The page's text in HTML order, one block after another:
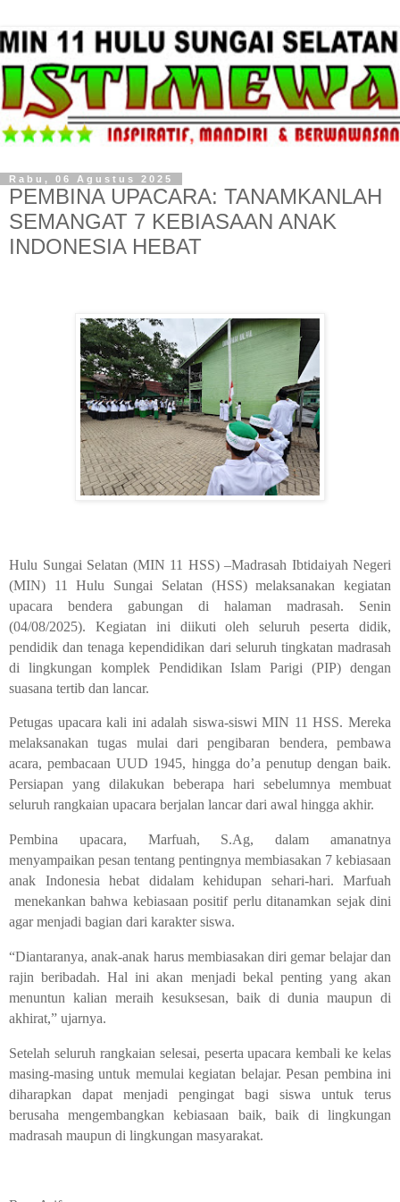
Rabu, 06 Agustus 2025
PEMBINA UPACARA: TANAMKANLAH
SEMANGAT 7 KEBIASAAN ANAK
INDONESIA HEBAT
Hulu Sungai Selatan (MIN 11 HSS) –Madrasah Ibtidaiyah Negeri
(MIN) 11 Hulu Sungai Selatan (HSS) melaksanakan kegiatan
upacara bendera gabungan di halaman madrasah. Senin
(04/08/2025). Kegiatan ini diikuti oleh seluruh peserta didik,
pendidik dan tenaga kependidikan dari seluruh tingkatan madrasah
di lingkungan komplek Pendidikan Islam Parigi (PIP) dengan
suasana tertib dan lancar.
Petugas upacara kali ini adalah siswa-siswi MIN 11 HSS. Mereka
melaksanakan tugas mulai dari pengibaran bendera, pembawa
acara, pembacaan UUD 1945, hingga do’a penutup dengan baik.
Persiapan yang dilakukan beberapa hari sebelumnya membuat
seluruh rangkaian upacara berjalan lancar dari awal hingga akhir.
Pembina upacara, Marfuah, S.Ag, dalam amanatnya
menyampaikan pesan tentang pentingnya membiasakan 7 kebiasaan
anak Indonesia hebat didalam kehidupan sehari-hari. Marfuah
menekankan bahwa kebiasaan positif perlu ditanamkan sejak dini
agar menjadi bagian dari karakter siswa.
“Diantaranya, anak-anak harus membiasakan diri gemar belajar dan
rajin beribadah. Hal ini akan menjadi bekal penting yang akan
menuntun kalian meraih kesuksesan, baik di dunia maupun di
akhirat,” ujarnya.
Setelah seluruh rangkaian selesai, peserta upacara kembali ke kelas
masing-masing untuk memulai kegiatan belajar. Pesan pembina ini
diharapkan dapat menjadi pengingat bagi siswa untuk terus
berusaha mengembangkan kebiasaan baik, baik di lingkungan
madrasah maupun di lingkungan masyarakat.